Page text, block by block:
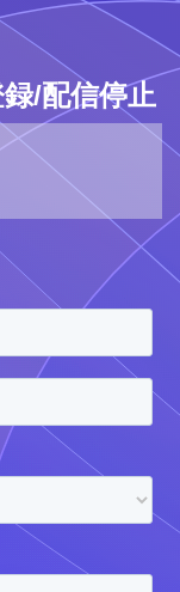
/配信停止